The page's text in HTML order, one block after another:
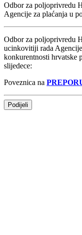
Odbor za poljoprivredu
Agencije za plaćanja u
Odbor za poljoprivredu
ucinkovitiji rada
konkurentnosti hrvatske
slijedece:
Poveznica na
Podijeli